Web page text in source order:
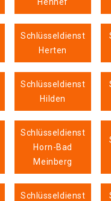
Schlüsseldienst
Herten
Schlüsseldienst
Hilden
Schlüsseldienst
Horn-Bad
Meinberg
Schlüsseldienst